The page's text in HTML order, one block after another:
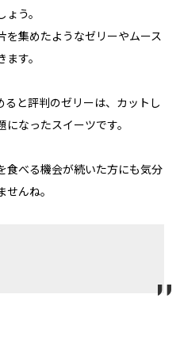
う。
を集めたようなゼリーやムース
す。
ると評判のゼリーは、カットし
なったスイーツです。
食べる機会が続いた方にも気分
んね。